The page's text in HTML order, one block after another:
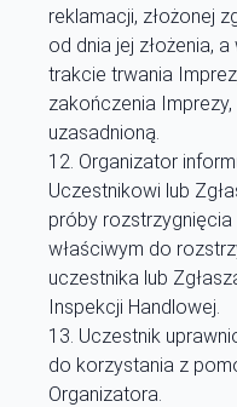
reklamacji, złożonej
od dnia jej złożenia,
trakcie trwania
zakończenia
uzasadnioną.
Organizator
Uczestnikowi lub
próby
właściwym do
uczestnika lub
Inspekcji Handlowej.
Uczestnik
do korzystania z
Organizatora.